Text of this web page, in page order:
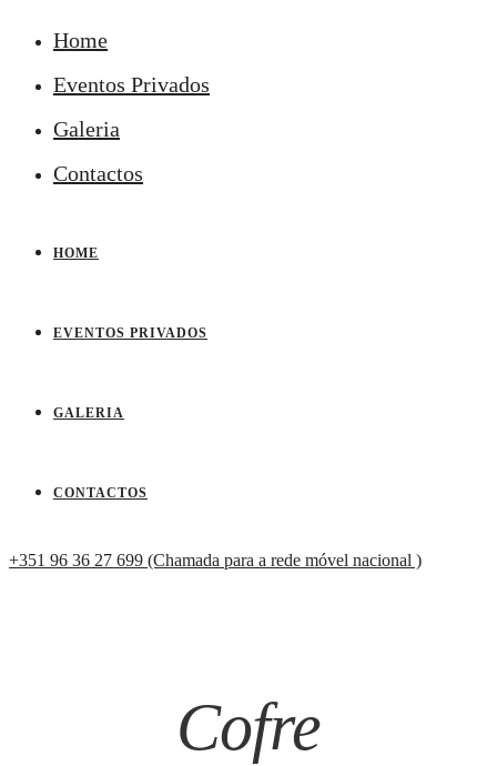
Home
Eventos Privados
Galeria
Contactos
HOME
EVENTOS PRIVADOS
GALERIA
CONTACTOS
+351 96 36 27 699 (Chamada para a rede móvel nacional )
Cofre